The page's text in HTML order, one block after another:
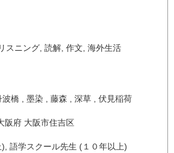
リスニング, 読解, 作文, 海外生活
橋 , 墨染 , 藤森 , 深草 , 伏見稲荷
府 大阪市住吉区
語学スクール先生 (１０年以上)